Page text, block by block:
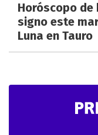
Horóscopo de
signo este
Luna en Tauro